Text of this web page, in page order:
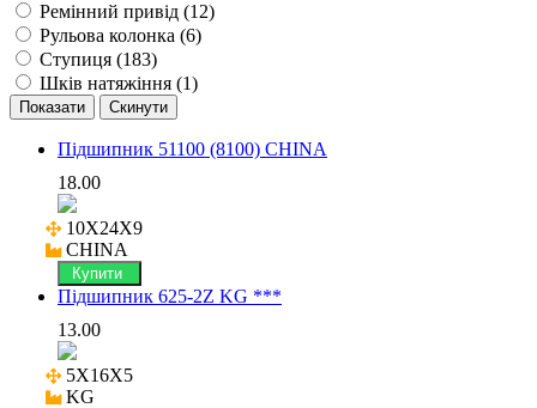
Ремінний привід (12)
Рульова колонка (6)
Ступиця (183)
Шків натяжіння (1)
Підшипник 51100 (8100) CHINA
18.00
10X24X9
CHINA
Купити
Підшипник 625-2Z KG ***
13.00
5X16X5
KG